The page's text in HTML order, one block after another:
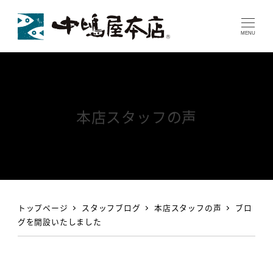
MENU
トップページ スタッフブログ 本店スタッフの声
ブロ
グを開設いたしました
本店スタッフの声